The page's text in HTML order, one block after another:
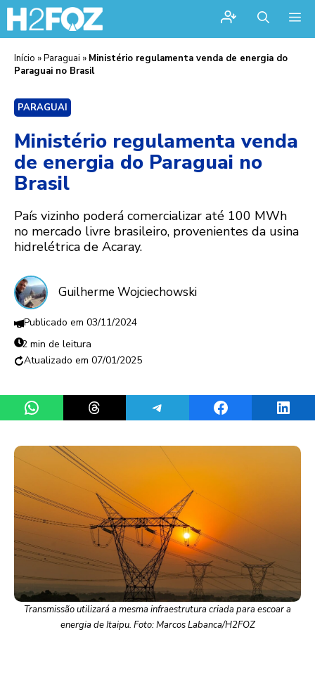
Início »Paraguai » Ministério regulamenta venda de energia do
Paraguai no Brasil
PARAGUAI
Ministério regulamenta venda
de energia do Paraguai no
Brasil
País vizinho poderá comercializar até 100 MWh
no mercado livre brasileiro, provenientes da usina
hidrelétrica de Acaray.
Guilherme Wojciechowski
03/11/2024
2 min de leitura
07/01/2025
Share on WhatsAppShare on ThreadsShare on TelegramShare on Facebook
Transmissão utilizará a mesma infraestrutura criada para escoar a
energia de Itaipu. Foto: Marcos Labanca/H2FOZ